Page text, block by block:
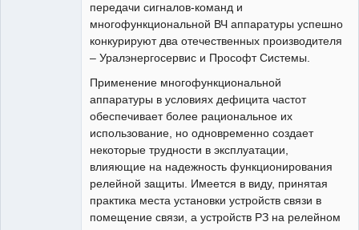
передачи сигналов-команд и
многофункциональной ВЧ аппаратуры успешно
конкурируют два отечественных производителя
– Уралэнергосервис и Прософт Системы.
Применение многофункциональной
аппаратуры в условиях дефицита частот
обеспечивает более рациональное их
использование, но одновременно создает
некоторые трудности в эксплуатации,
влияющие на надежность функционирования
релейной защиты. Имеется в виду, принятая
практика места установки устройств связи в
помещение связи, а устройств РЗ на релейном